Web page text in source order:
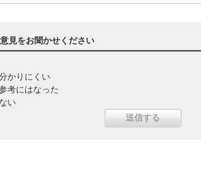
見をお聞かせください
かりにくい
考にはなった
い